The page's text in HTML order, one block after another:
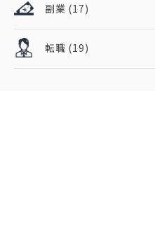
副業 (17)
転職 (19)